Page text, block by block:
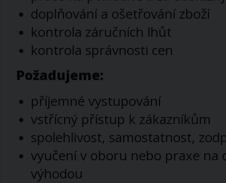
doplňování a ošetřování zboží
kontrola záručních lhůt
kontrola správnosti cen
Požadujeme:
příjemné vystupování
vstřícný přístup k zákazníkům
spolehlivost, samostatnost,
vyučení v oboru nebo praxe na
výhodou